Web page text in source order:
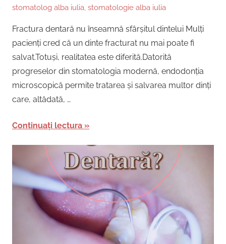
stomatolog alba iulia, stomatologie alba iulia
Fractura dentară nu înseamnă sfârșitul dintelui Mulți
pacienți cred că un dinte fracturat nu mai poate fi
salvat.Totuși, realitatea este diferită.Datorită
progreselor din stomatologia modernă, endodonția
microscopică permite tratarea și salvarea multor dinți
care, altădată, …
Continuați lectura